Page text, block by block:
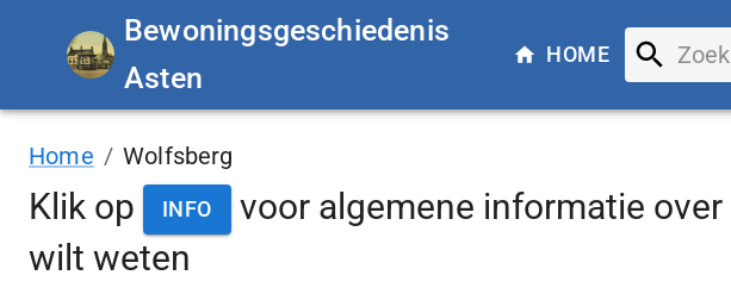
Bewoningsgeschiedenis
Asten
HOME
Home / Wolfsberg
Klik op INFO voor algemene informatie over
wilt weten